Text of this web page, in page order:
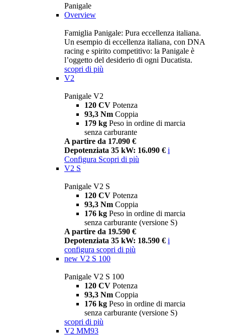
Panigale
Overview
Famiglia Panigale: Pura eccellenza italiana.
Un esempio di eccellenza italiana, con DNA
racing e spirito competitivo: la Panigale è
l’oggetto del desiderio di ogni Ducatista.
scopri di più
V2
Panigale V2
120 CV Potenza
93,3 Nm Coppia
179 kg Peso in ordine di marcia
senza carburante
A partire da 17.090 €
Depotenziata 35 kW: 16.090 € i
Configura Scopri di più
V2 S
Panigale V2 S
120 CV Potenza
93,3 Nm Coppia
176 kg Peso in ordine di marcia
senza carburante (versione S)
A partire da 19.590 €
Depotenziata 35 kW: 18.590 € i
configura scopri di più
new V2 S 100
Panigale V2 S 100
120 CV Potenza
93,3 Nm Coppia
176 kg Peso in ordine di marcia
senza carburante (versione S)
scopri di più
V2 MM93